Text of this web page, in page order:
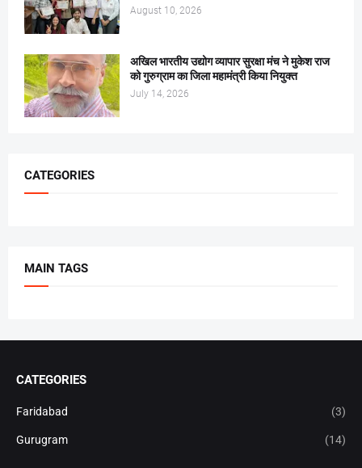
August 10, 2026
अखिल भारतीय उद्योग व्यापार सुरक्षा मंच ने मुकेश राज
को गुरुग्राम का जिला महामंत्री किया नियुक्त
July 14, 2026
CATEGORIES
MAIN TAGS
CATEGORIES
Faridabad (3)
Gurugram (14)